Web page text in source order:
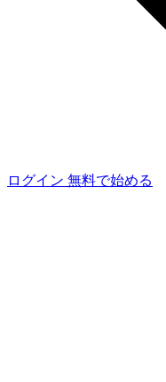
ログイン 無料で始める